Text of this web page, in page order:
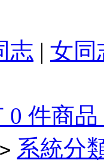
志 | 女同
0 件商
> 系統分